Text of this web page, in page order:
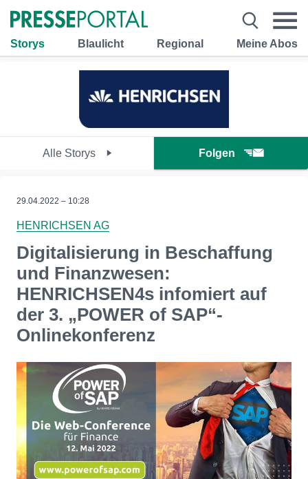
Storys Blaulicht Regional Meine Abos
Alle Storys Folgen
29.04.2022 – 10:28
HENRICHSEN AG
Digitalisierung in Beschaffung
und Finanzwesen:
HENRICHSEN4s infomiert auf
der 3. „POWER of SAP“-
Onlinekonferenz